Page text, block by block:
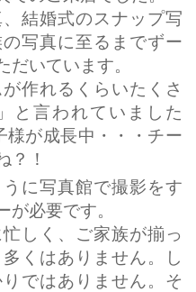
結婚式のスナップ写
写真に至るまでずー
だいています。
作れるくらいたくさ
と言われていました
様が成長中・・・チー
？！
に写真館で撮影をす
が必要です。
しく、ご家族が揃っ
くはありません。し
ではありません。そ